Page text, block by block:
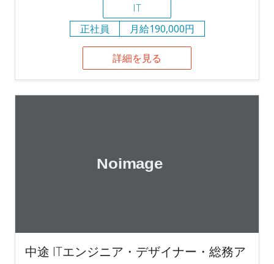
IT
正社員
月給190,000円
詳細を見る
中途 ITエンジニア・デザイナー・総務ア